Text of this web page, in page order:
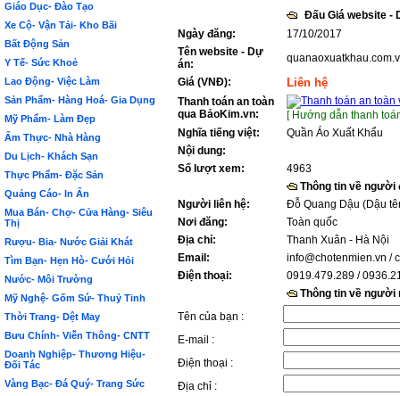
Giáo Dục- Đào Tạo
Xe Cộ- Vận Tải- Kho Bãi
Bất Động Sản
Y Tế- Sức Khoẻ
Lao Động- Việc Làm
Sản Phẩm- Hàng Hoá- Gia Dụng
Mỹ Phẩm- Làm Đẹp
Ẩm Thực- Nhà Hàng
Du Lịch- Khách Sạn
Thực Phẩm- Đặc Sản
Quảng Cáo- In Ấn
Mua Bán- Chợ- Cửa Hàng- Siêu
Thị
Rượu- Bia- Nước Giải Khát
Tìm Bạn- Hẹn Hò- Cưới Hỏi
Nước- Môi Trường
Mỹ Nghệ- Gốm Sứ- Thuỷ Tinh
Thời Trang- Dệt May
Bưu Chính- Viễn Thông- CNTT
Doanh Nghiệp- Thương Hiệu-
Đối Tác
Vàng Bạc- Đá Quý- Trang Sức
Đấu Giá website -
Ngày đăng:
17/10/2017
Tên website - Dự
án:
Giá (VNĐ):
Liên hệ
Thanh toán an toàn
qua BảoKim.vn:
[ Hướng dẫn thanh
Nghĩa tiếng việt:
Quần Áo Xuất Khẩu
Nội dung:
Số lượt xem:
4963
Thông tin về người
Người liên hệ:
Đỗ Quang Dậu (Dậu
Nơi đăng:
Toàn quốc
Địa chỉ:
Thanh Xuân - Hà Nội
Email:
info@chotenmien.vn /
Điện thoại:
0919.479.289 /
Thông tin về người
Tên của bạn :
E-mail :
Điện thoại :
Địa chỉ :